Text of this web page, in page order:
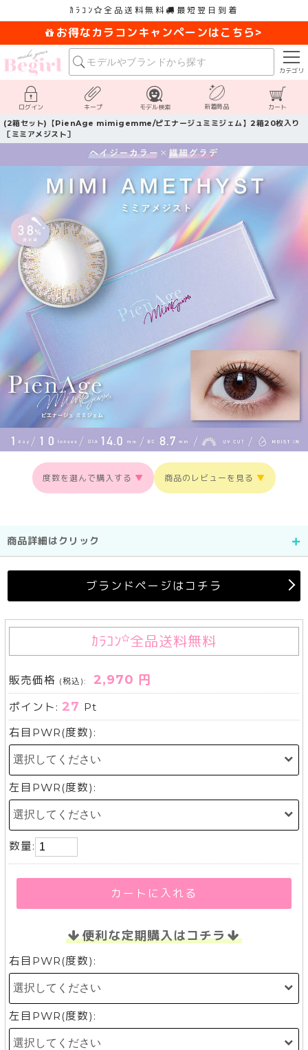
ｶﾗｺﾝ 全品送料無料 最短翌日到着
お得なカラコンキャンペーンはこちら>
カテゴリ
ログイン キープ モデル検索 新着商品 カート
(2箱セット)【PienAge mimigemme/ピエナージュミミジェム】2箱20枚入り
［ミミアメジスト］
度数を選んで購入する ▼ 商品のレビューを見る ▼
商品詳細はクリック
ブランドページはコチラ
ｶﾗｺﾝ 全品送料無料
販売価格 (税込): 2,970 円
ポイント: 27 Pt
右目PWR(度数):
左目PWR(度数):
数量:
カートに入れる
便利な定期購入はコチラ
右目PWR(度数):
左目PWR(度数):